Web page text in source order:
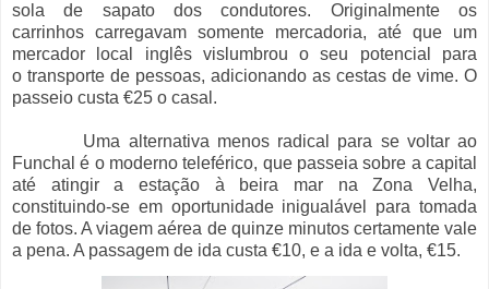
sola de sapato dos condutores. Originalmente os
carrinhos carregavam somente mercadoria, até que um
mercador local inglês vislumbrou o seu potencial para
o transporte de pessoas, adicionando as cestas de vime. O
passeio custa €25 o casal.
Uma alternativa menos radical para se voltar ao
Funchal é o moderno teleférico, que passeia sobre a capital
até atingir a estação à beira mar na Zona Velha,
constituindo-se em oportunidade inigualável para tomada
de fotos. A viagem aérea de quinze minutos certamente vale
a pena. A passagem de ida custa €10, e a ida e volta, €15.